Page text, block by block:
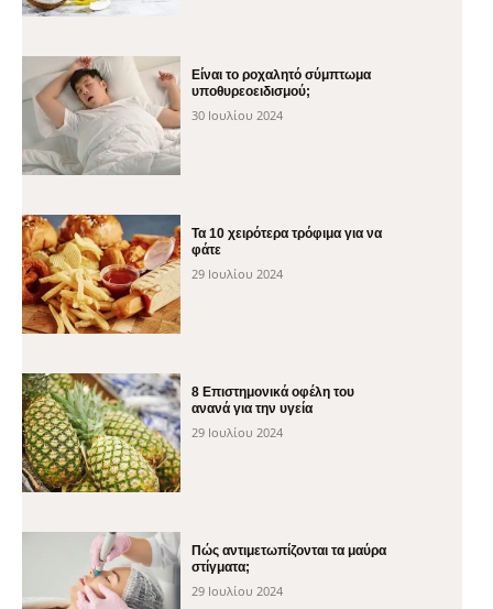
Είναι το ροχαλητό σύμπτωμα
υποθυρεοειδισμού;
30 Ιουλίου 2024
Τα 10 χειρότερα τρόφιμα για να
φάτε
29 Ιουλίου 2024
8 Επιστημονικά οφέλη του
ανανά για την υγεία
29 Ιουλίου 2024
Πώς αντιμετωπίζονται τα μαύρα
στίγματα;
29 Ιουλίου 2024